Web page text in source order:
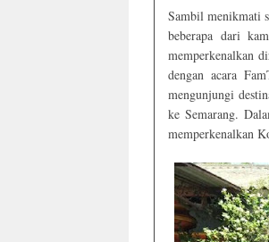
Sambil menikmati
beberapa dari
memperkenalkan
dengan acara
mengunjungi
ke Semarang.
memperkenalkan